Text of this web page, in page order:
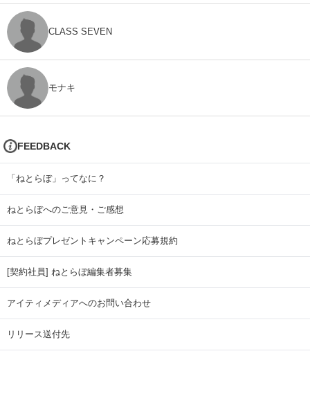
CLASS SEVEN
モナキ
FEEDBACK
「ねとらぼ」ってなに？
ねとらぼへのご意見・ご感想
ねとらぼプレゼントキャンペーン応募規約
[契約社員] ねとらぼ編集者募集
アイティメディアへのお問い合わせ
リリース送付先